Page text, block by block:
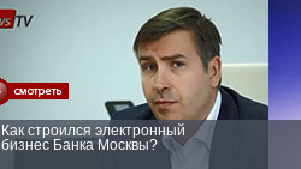
Как строился электронный
бизнес Банка Москвы?